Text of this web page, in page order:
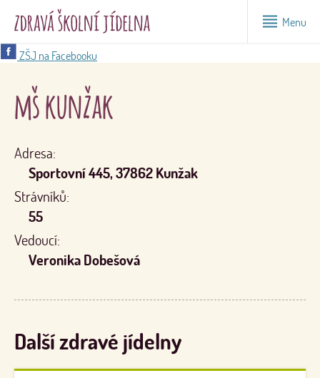
Menu
ZŠJ na Facebooku
mš kunžak
Adresa:
Sportovní 445, 37862 Kunžak
Strávníků:
55
Vedoucí:
Veronika Dobešová
Další zdravé jídelny